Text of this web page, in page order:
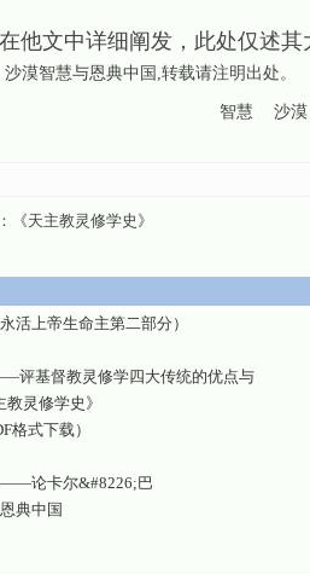
他文中详细阐发，此处仅述其
漠智慧与恩典中国 ,转载请注明出处。
智慧 沙漠
《天主教灵修学史》
活上帝生命主第二部分）
评基督教灵修学四大传统的优点与
灵修学史》
格式下载）
——论卡尔&#8226;巴
典中国